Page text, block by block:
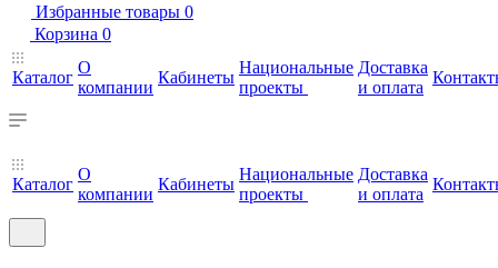
Избранные товары 0
Корзина 0
Каталог
О
компании
Кабинеты
Национальные
проекты
Доставка
и оплата
Каталог
О
компании
Кабинеты
Национальные
проекты
Доставка
и оплата